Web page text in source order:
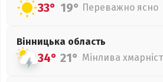
33° 19° Переважно ясно
Вінницька область
34° 21° Мінлива